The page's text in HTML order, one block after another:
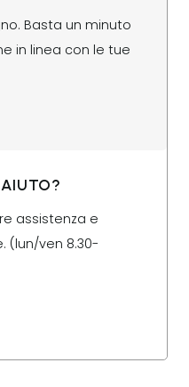
Basta un minuto
in linea con le tue
assistenza e
(lun/ven 8.30-